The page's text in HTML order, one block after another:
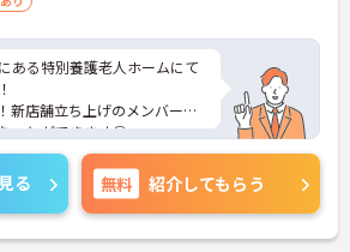
ある特別養護老人ホームにて
新店舗立ち上げのメンバーと
ことができます◎
知識や経験を新天地で惜しみ
会です♪
面接対策ポイントなど、さら
ますのでお気軽にご相談くだ
る 無料 紹介してもらう